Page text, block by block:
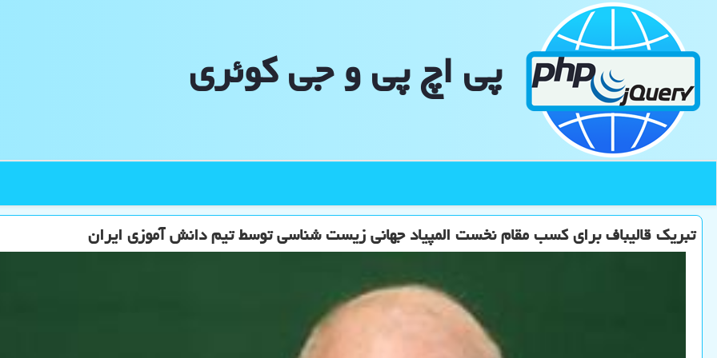
پی اچ پی و جی كوئری
تبریک قالیباف برای کسب مقام نخست المپیاد جهانی زیست شناسی توسط تیم دانش آموزی ایران